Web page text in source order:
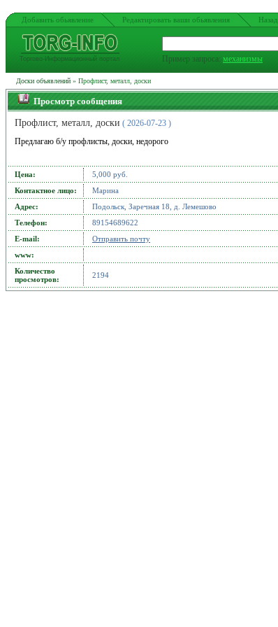
Добавить обьявление Редактировать ваши обьявления Назад
Торгово-Информационный портал Пример запроса: механизмы
Доски объявлений » Профлист, металл, доски
Просмотр сообщения
Профлист, металл, доски ( 2026-07-23 )
Предлагаю б/у профлисты, доски, недорого
Цена:
5,000 руб.
Контактное лицо:
Марина
Адрес:
Подольск, Заречная 18, д. Лемешово
Телефон:
89154689622
Е-mail:
Отправить почту
www:
Количество
просмотров:
2194